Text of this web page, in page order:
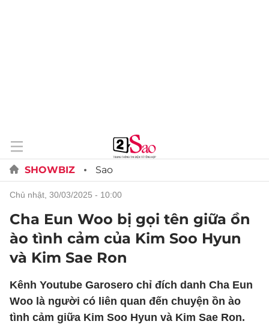
SHOWBIZ Sao
chủ nhật, 30/03/2025 - 10:00
Cha Eun Woo bị gọi tên giữa ồn
ào tình cảm của Kim Soo Hyun
và Kim Sae Ron
Kênh Youtube Garosero chỉ đích danh Cha Eun
Woo là người có liên quan đến chuyện ồn ào
tình cảm giữa Kim Soo Hyun và Kim Sae Ron.